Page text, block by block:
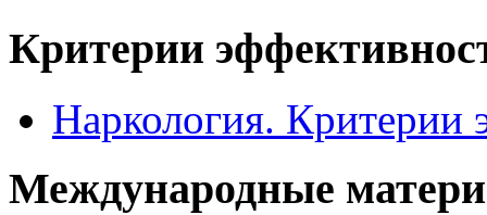
Критерии
Наркология. Критерии
Международные